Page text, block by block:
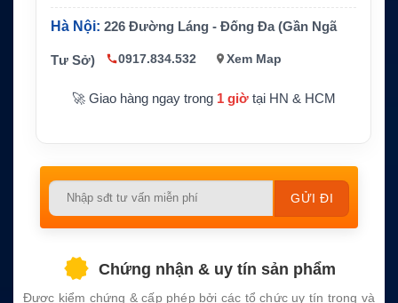
Hệ thốn
g mạng
Inmarsat Fleet Xpress / FX-100
Dữ liệu Không giới hạn theo gói dịch vụ
Tùy biến thể 12 tháng hoặc 36 tháng
Hà Nội: 226 Đường Láng - Đống Đa (Gần Ngã
Tư Sở) 0917.834.532 Xem Map
🚀 Giao hàng ngay trong 1 giờtại HN & HCM
Please
empty.
Chứng nhận & uy tín sản phẩm
Được kiểm chứng & cấp phép bởi các tổ chức uy tín trong và